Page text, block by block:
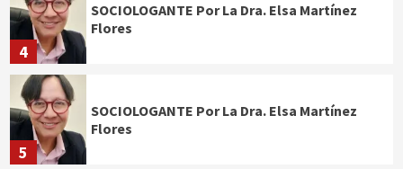
4
SOCIOLOGANTE Por La Dra. Elsa Martínez
Flores
5
SOCIOLOGANTE Por La Dra. Elsa Martínez
Flores